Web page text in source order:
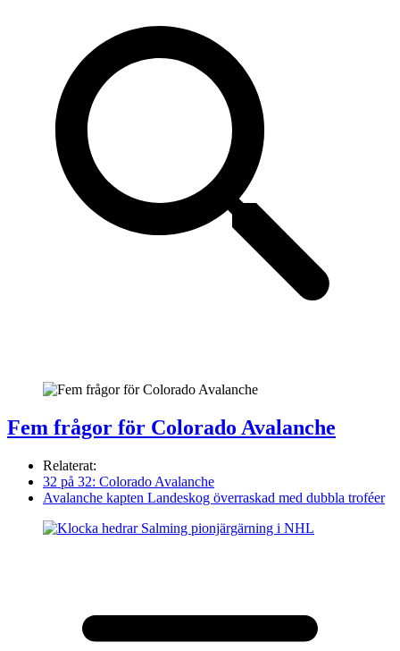
Fem frågor för Colorado Avalanche
Relaterat:
32 på 32: Colorado Avalanche
Avalanche kapten Landeskog överraskad med dubbla troféer